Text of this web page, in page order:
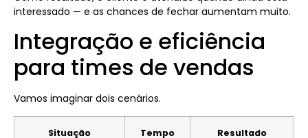
interessado — e as chances de fechar aumentam muito.
Integração e eficiência
para times de vendas
Vamos imaginar dois cenários.
Situação Tempo Resultado